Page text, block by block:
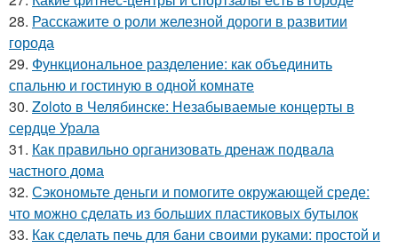
28. Расскажите о роли железной дороги в развитии
города
29. Функциональное разделение: как объединить
спальню и гостиную в одной комнате
30. Zoloto в Челябинске: Незабываемые концерты в
сердце Урала
31. Как правильно организовать дренаж подвала
частного дома
32. Сэкономьте деньги и помогите окружающей среде:
что можно сделать из больших пластиковых бутылок
33. Как сделать печь для бани своими руками: простой и